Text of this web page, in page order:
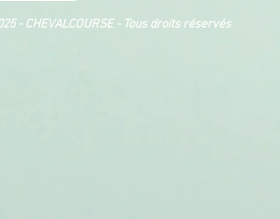
- CHEVALCOURSE - Tous droits réservés